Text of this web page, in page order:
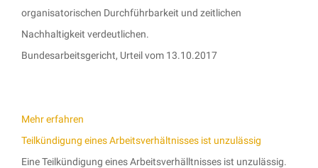
organisatorischen Durchführbarkeit und zeitlichen
Nachhaltigkeit verdeutlichen.
Bundesarbeitsgericht, Urteil vom 13.10.2017
Mehr erfahren
Teilkündigung eines Arbeitsverhältnisses ist unzulässig
Eine Teilkündigung eines Arbeitsverhälltnisses ist unzulässig.